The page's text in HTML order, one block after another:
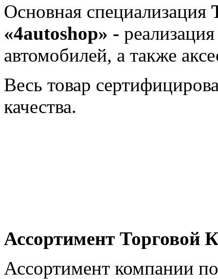
Основная специализация
«4autoshop» -
автомобилей, а также
Весь товар
качества.
Ассортимент Торговой
Ассортимент компании